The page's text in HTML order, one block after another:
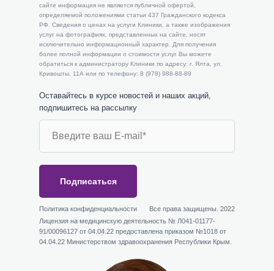
Подписаться
сайте информация не является публичной офертой,
определяемой положениями статьи 437 Гражданского кодекса
РФ. Сведения о ценах на услуги Клиники, а также изображения
услуг на фотографиях, представленных на сайте, носят
исключительно информационный характер. Для получения
более полной информации о стоимости услуг Вы можете
обратиться к администратору Клиники по адресу: г. Ялта, ул.
Кривошты, 11А или по телефону: 8 (978) 988-88-89
Оставайтесь в курсе новостей и наших акций,
подпишитесь на рассылку
Политика конфиденциальности Все права защищены. 2022
Лицензия на медицинскую деятельность № Л041-01177-
91/00096127 от 04.04.22 предоставлена приказом №1018 от
04.04.22 Министерством здравоохранения Республики Крым.